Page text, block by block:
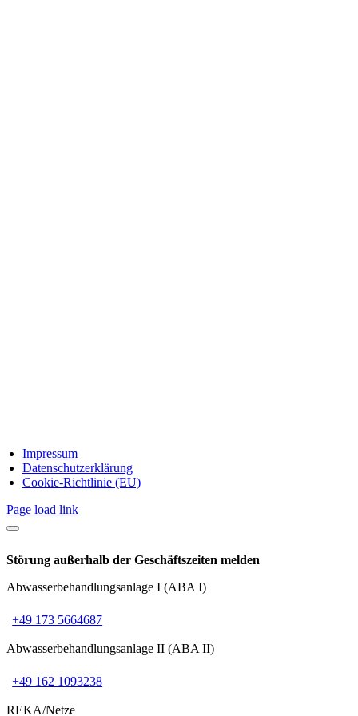
Impressum
Datenschutzerklärung
Cookie-Richtlinie (EU)
Page load link
Störung außerhalb der Geschäftszeiten melden
Abwasserbehandlungsanlage I (ABA I)
+49 173 5664687
Abwasserbehandlungsanlage II (ABA II)
+49 162 1093238
REKA/Netze